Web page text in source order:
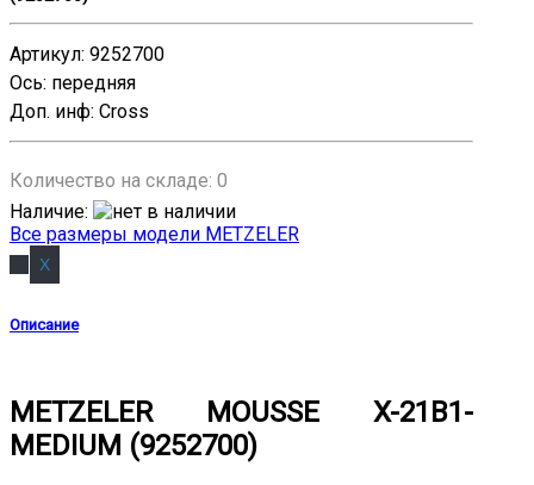
Артикул: 9252700
Ось: передняя
Доп. инф: Cross
Количество на складе: 0
Наличие:
Все размеры модели METZELER
Описание
METZELER MOUSSE X-21B1-
MEDIUM (9252700)